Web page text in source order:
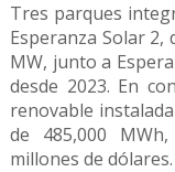
Tres parques
Esperanza Solar 2,
MW, junto a
desde 2023. En
renovable
de 485,000
millones de dólares.